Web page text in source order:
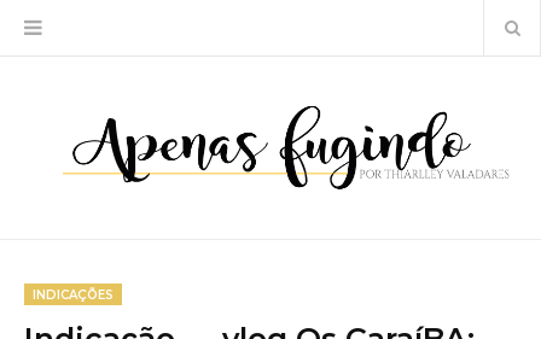
INDICAÇÕES